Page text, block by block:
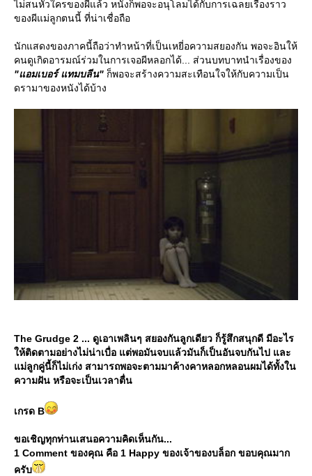
ไม่สนหัวใครของผีแล้ว หนังก็พอจะอนุโลมได้กับการเฉลยเรื่องราว
ของผีแม่ลูกตนนี้ ที่น่าเชื่อถือ
นักแสดงของภาคนี้ถือว่าทำหน้าที่เป็นเหยี่อความสยองกัน พอจะอินให้
คนดูเกิดอารมณ์ร่วมในการเจอผีหลอกได้... ส่วนบทบาทนำเรื่องของ
"แอมเบอร์ แทมบลีน" ก็พอจะสร้างความสะเทือนใจให้กับความเป็น
ดรามาของหนังได้บ้าง
The Grudge 2 ... ดูเอาเพลินๆ สยองกันลูกเดียว ก็รู้สึกสนุกดี มีอะไร
ห้ติดตามอย่างไม่น่าเบื่อ แต่พอมันจบแล้วมันก็เป็นอันจบกันไป และ
ม่ลูกคู่นี้ก็ไม่เก่ง สามารถพอจะตามมาค้างคาหลอกหลอนผมได้ทั้งใน
ความฝัน หรือจะเป็นเวลาตื่น
เกรด B
ขอเชิญทุกท่านเสนอความคิดเห็นกัน...
1 Comment ของคุณ คือ 1 Happy ของเจ้าของบล็อก ขอบคุณมาก
ครับ